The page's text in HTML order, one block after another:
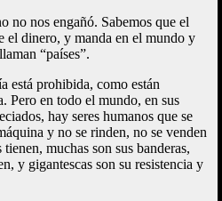
no nos engañó. Sabemos que el
el dinero, y manda en el mundo y
“países”.
está prohibida, como están
Pero en todo el mundo, en sus
hay seres humanos que se
y no se rinden, no se venden
muchas son sus banderas,
y gigantescas son su resistencia y